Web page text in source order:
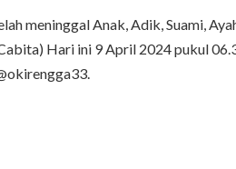
meninggal Anak, Adik, Suami,
Hari ini 9 April 2024 pukul